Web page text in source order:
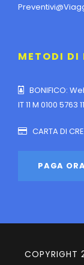
METODI DI
BONIFICO:
IT 11 M 0100 5763
CARTA DI
COPYRIGHT